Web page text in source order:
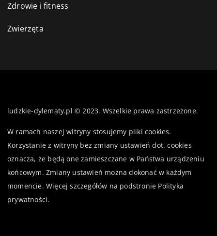
Zdrowie i fitness
Zwierzęta
ludzkie-dylematy.pl © 2023. Wszelkie prawa zastrzeżone.
W ramach naszej witryny stosujemy pliki cookies.
Korzystanie z witryny bez zmiany ustawień dot. cookies
oznacza, że będą one zamieszczane w Państwa urządzeniu
końcowym. Zmiany ustawień można dokonać w każdym
momencie. Więcej szczegółów na podstronie Polityka
prywatności.